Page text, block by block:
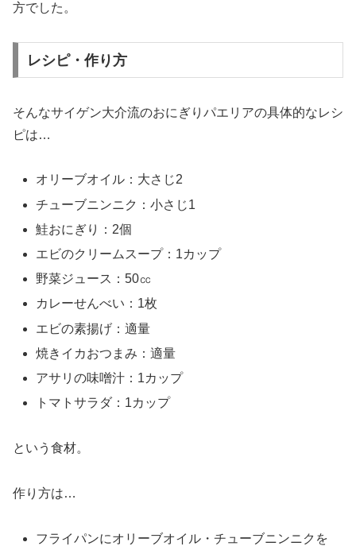
方でした。
レシピ・作り方
そんなサイゲン大介流のおにぎりパエリアの具体的なレシ
ピは…
オリーブオイル：大さじ2
チューブニンニク：小さじ1
鮭おにぎり：2個
エビのクリームスープ：1カップ
野菜ジュース：50㏄
カレーせんべい：1枚
エビの素揚げ：適量
焼きイカおつまみ：適量
アサリの味噌汁：1カップ
トマトサラダ：1カップ
という食材。
作り方は…
フライパンにオリーブオイル・チューブニンニクを